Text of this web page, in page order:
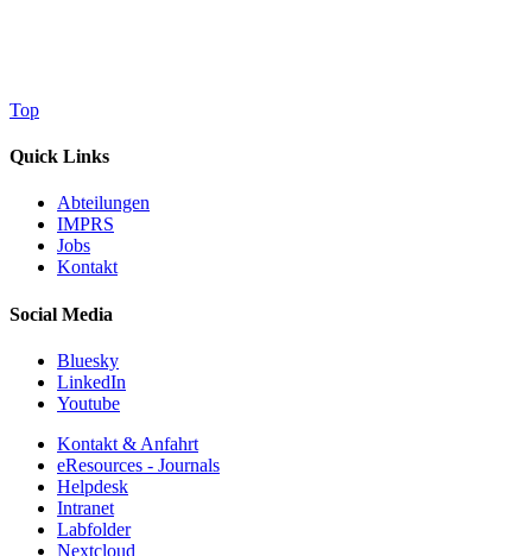
Top
Quick Links
Abteilungen
IMPRS
Jobs
Kontakt
Social Media
Bluesky
LinkedIn
Youtube
Kontakt & Anfahrt
eResources - Journals
Helpdesk
Intranet
Labfolder
Nextcloud